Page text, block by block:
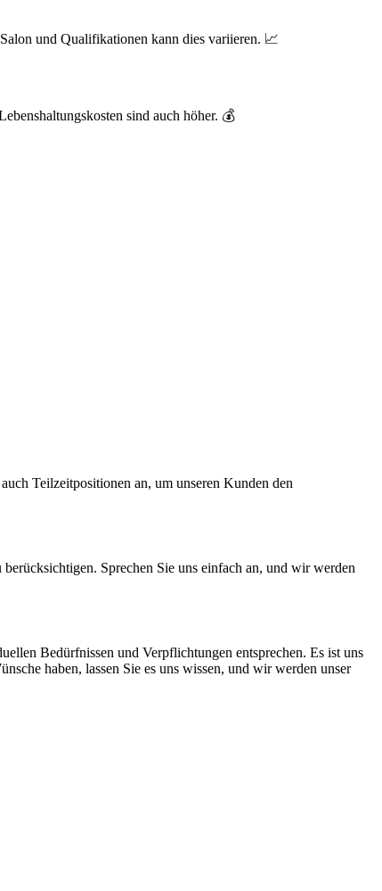
und Qualifikationen kann dies variieren. 📈
sind auch höher. 💰
Teilzeitpositionen an, um unseren Kunden den
Sprechen Sie uns einfach an, und wir werden
Bedürfnissen und Verpflichtungen entsprechen. Es ist uns
haben, lassen Sie es uns wissen, und wir werden unser